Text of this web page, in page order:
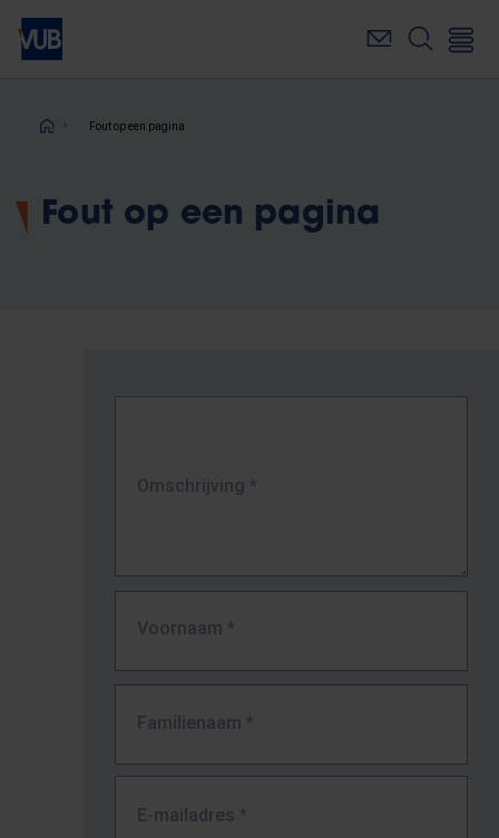
Overslaan
naar
inhoudKruimelpad
Fout op een pagina
Fout op een pagina
Omschrijving *
Voornaam *
Familienaam *
E-mailadres *